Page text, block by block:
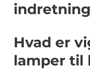
indretning
Hvad er
lamper til